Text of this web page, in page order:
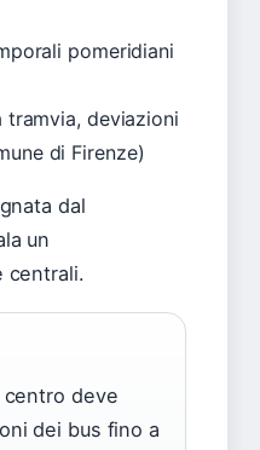
pomeridiani
tramvia, deviazioni
di Firenze)
dal
un
centrali.
centro deve
dei bus fino a